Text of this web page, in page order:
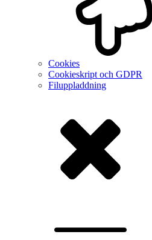
Cookies
Cookieskript och GDPR
Filuppladdning